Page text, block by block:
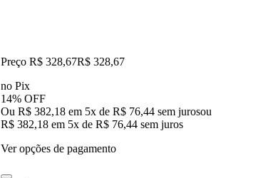
Preço R$ 328,67R$ 328,67
no Pix
14% OFF
Ou R$ 382,18 em 5x de R$ 76,44 sem jurosou
R$ 382,18 em 5x de R$ 76,44 sem juros
Ver opções de pagamento